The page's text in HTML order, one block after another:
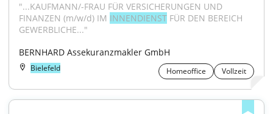
"...KAUFMANN/-FRAU FÜR VERSICHERUNGEN UND
FINANZEN (m/w/d) IM INNENDIENST FÜR DEN BEREICH
GEWERBLICHE..."
BERNHARD Assekuranzmakler GmbH
Bielefeld Homeoffice Vollzeit